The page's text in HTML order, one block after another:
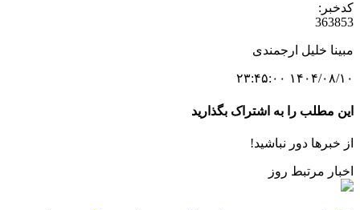
کدخبر:
363853
مبینا خلیل ارجمندی
۱۴۰۴/۰۸/۱۰ ۲۳:۴۵:۰۰
این مطلب را به اشتراک بگذارید
از خبرها دور نباشید!
اخبار مرتبط روز